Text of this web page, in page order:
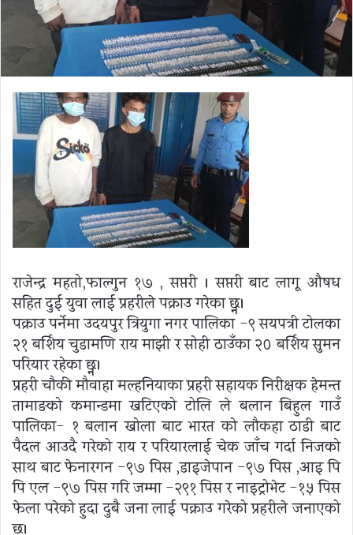
राजेन्द्र महतो,फाल्गुन १७ , सप्तरी । सप्तरी बाट लागू औषध
सहित दुई युवा लाई प्रहरीले पक्राउ गरेका छ्न।
पक्राउ पर्नेमा उदयपुर त्रियुगा नगर पालिका -९ सयपत्री टोलका
२१ बर्शिय चुडामणि राय माझी र सोही ठाउँका २० बर्शिय सुमन
परियार रहेका छ्न।
प्रहरी चौकी मौवाहा मल्हनियाका प्रहरी सहायक निरीक्षक हेमन्त
तामाङको कमान्डमा खटिएको टोलि ले बलान बिहुल गाउँ
पालिका- १ बलान खोला बाट भारत को लौकहा ठाडी बाट
पैदल आउदै गरेको राय र परियारलाई चेक जाँच गर्दा निजको
साथ बाट फेनारगन -९७ पिस ,डाइजेपान -९७ पिस ,आइ पि
पि एल -९७ पिस गरि जम्मा -२९१ पिस र नाइट्रोभेट -१५ पिस
फेला परेको हुदा दुबै जना लाई पक्राउ गरेको प्रहरीले जनाएको
छ।